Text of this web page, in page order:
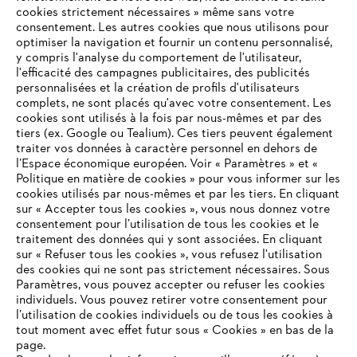
L'Entreprise
STIHL FAQ
Contact
Politique de protection des données
VOTRE NAVIGATEUR INTERNET
N'EST PLUS PRIS EN CHARGE
Vous utilisez un navigateur Internet que nous ne prenons plus
en charge, et certaines fonctionnalités de notre site ne
peuvent fonctionner correctement. Pour une utilisation
cookies strictement nécessaires » même sans votre
consentement. Les autres cookies que nous utilisons pour
optimiser la navigation et fournir un contenu personnalisé,
y compris l'analyse du comportement de l'utilisateur,
l'efficacité des campagnes publicitaires, des publicités
personnalisées et la création de profils d'utilisateurs
complets, ne sont placés qu'avec votre consentement. Les
cookies sont utilisés à la fois par nous-mêmes et par des
tiers (ex. Google ou Tealium). Ces tiers peuvent également
traiter vos données à caractère personnel en dehors de
l’Espace économique européen. Voir « Paramètres » et «
Politique en matière de cookies » pour vous informer sur les
cookies utilisés par nous-mêmes et par les tiers. En cliquant
sur « Accepter tous les cookies », vous nous donnez votre
consentement pour l’utilisation de tous les cookies et le
traitement des données qui y sont associées. En cliquant
sur « Refuser tous les cookies », vous refusez l'utilisation
des cookies qui ne sont pas strictement nécessaires. Sous
Paramètres, vous pouvez accepter ou refuser les cookies
individuels. Vous pouvez retirer votre consentement pour
l’utilisation de cookies individuels ou de tous les cookies à
tout moment avec effet futur sous « Cookies » en bas de la
page.